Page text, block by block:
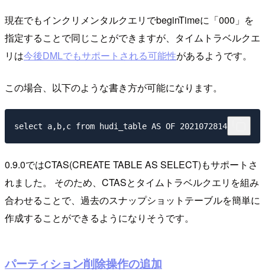
現在でもインクリメンタルクエリでbeginTimeに「000」を
指定することで同じことができますが、タイムトラベルクエ
リは今後DMLでもサポートされる可能性があるようです。
この場合、以下のような書き方が可能になります。
0.9.0ではCTAS(CREATE TABLE AS SELECT)もサポートさ
れました。 そのため、CTASとタイムトラベルクエリを組み
合わせることで、過去のスナップショットテーブルを簡単に
作成することができるようになりそうです。
パーティション削除操作の追加